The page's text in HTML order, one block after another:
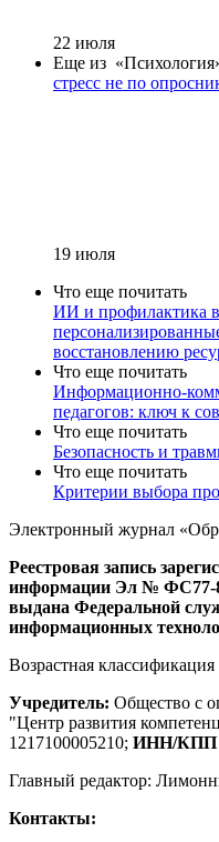
22 июля
Еще из
стресс не по
19 июля
Что еще почитать
ИИ и профилактика
восстановлению
Что еще почитать
Информационно-
педагогов: ключ к
Что еще почитать
Безопасность и
Что еще почитать
Критерии выбора
Электронный журнал
Реестровая запись
информации Эл № ФС77-
выдана Федеральной
информационных
Возрастная
Учредитель: Общество с
"Центр развития
1217100005210; ИНН/КПП
Главный редактор:
Контакты: